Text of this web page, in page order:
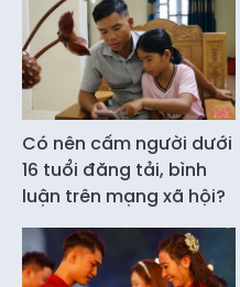
Có nên cấm người dưới
16 tuổi đăng tải, bình
luận trên mạng xã hội?